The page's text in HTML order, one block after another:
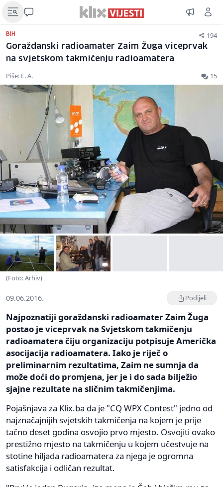
BIH 194
Goraždanski radioamater Zaim Žuga viceprvak
na svjetskom takmičenju radioamatera
Piše: E. A. 15
(Foto: Arhiv)
09.06.2016. Podijeli
Najpoznatiji goraždanski radioamater Zaim Žuga
postao je viceprvak na Svjetskom takmičenju
radioamatera čiju organizaciju potpisuje Američka
asocijacija radioamatera. Iako je riječ o
preliminarnim rezultatima, Zaim ne sumnja da
može doći do promjena, jer je i do sada bilježio
sjajne rezultate na sličnim takmičenjima.
Pojašnjava za Klix.ba da je "CQ WPX Contest" jedno od
najznačajnijih svjetskih takmičenja na kojem je prije
tačno deset godina osvojio prvo mjesto. Osvojiti ovako
prestižno mjesto na takmičenju u kojem učestvuje na
stotine hiljada radioamatera za njega je ogromna
satisfakcija i odličan rezultat.